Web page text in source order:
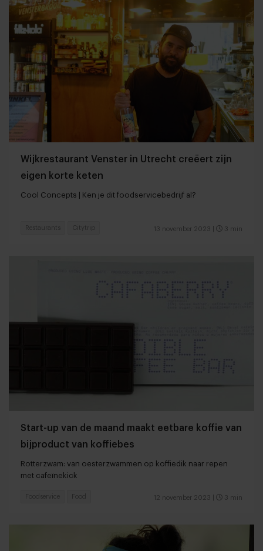
Wijkrestaurant Venster in Utrecht creëert zijn
eigen korte keten
Cool Concepts | Ken je dit foodservicebedrijf al?
13 november 2023 3 min
Restaurants Citytrip
Start-up van de maand maakt eetbare koffie van
bijproduct van koffiebes
Rotterzwam: van oesterzwammen op koffiedik naar repen
met cafeïnekick
12 november 2023 3 min
Foodservice Food